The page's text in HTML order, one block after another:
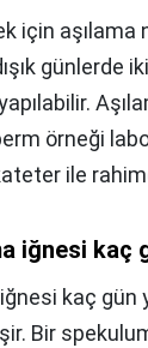
için aşılama
günlerde
örneği
ile rahime
iğnesi kaç
kaç gün
Bir